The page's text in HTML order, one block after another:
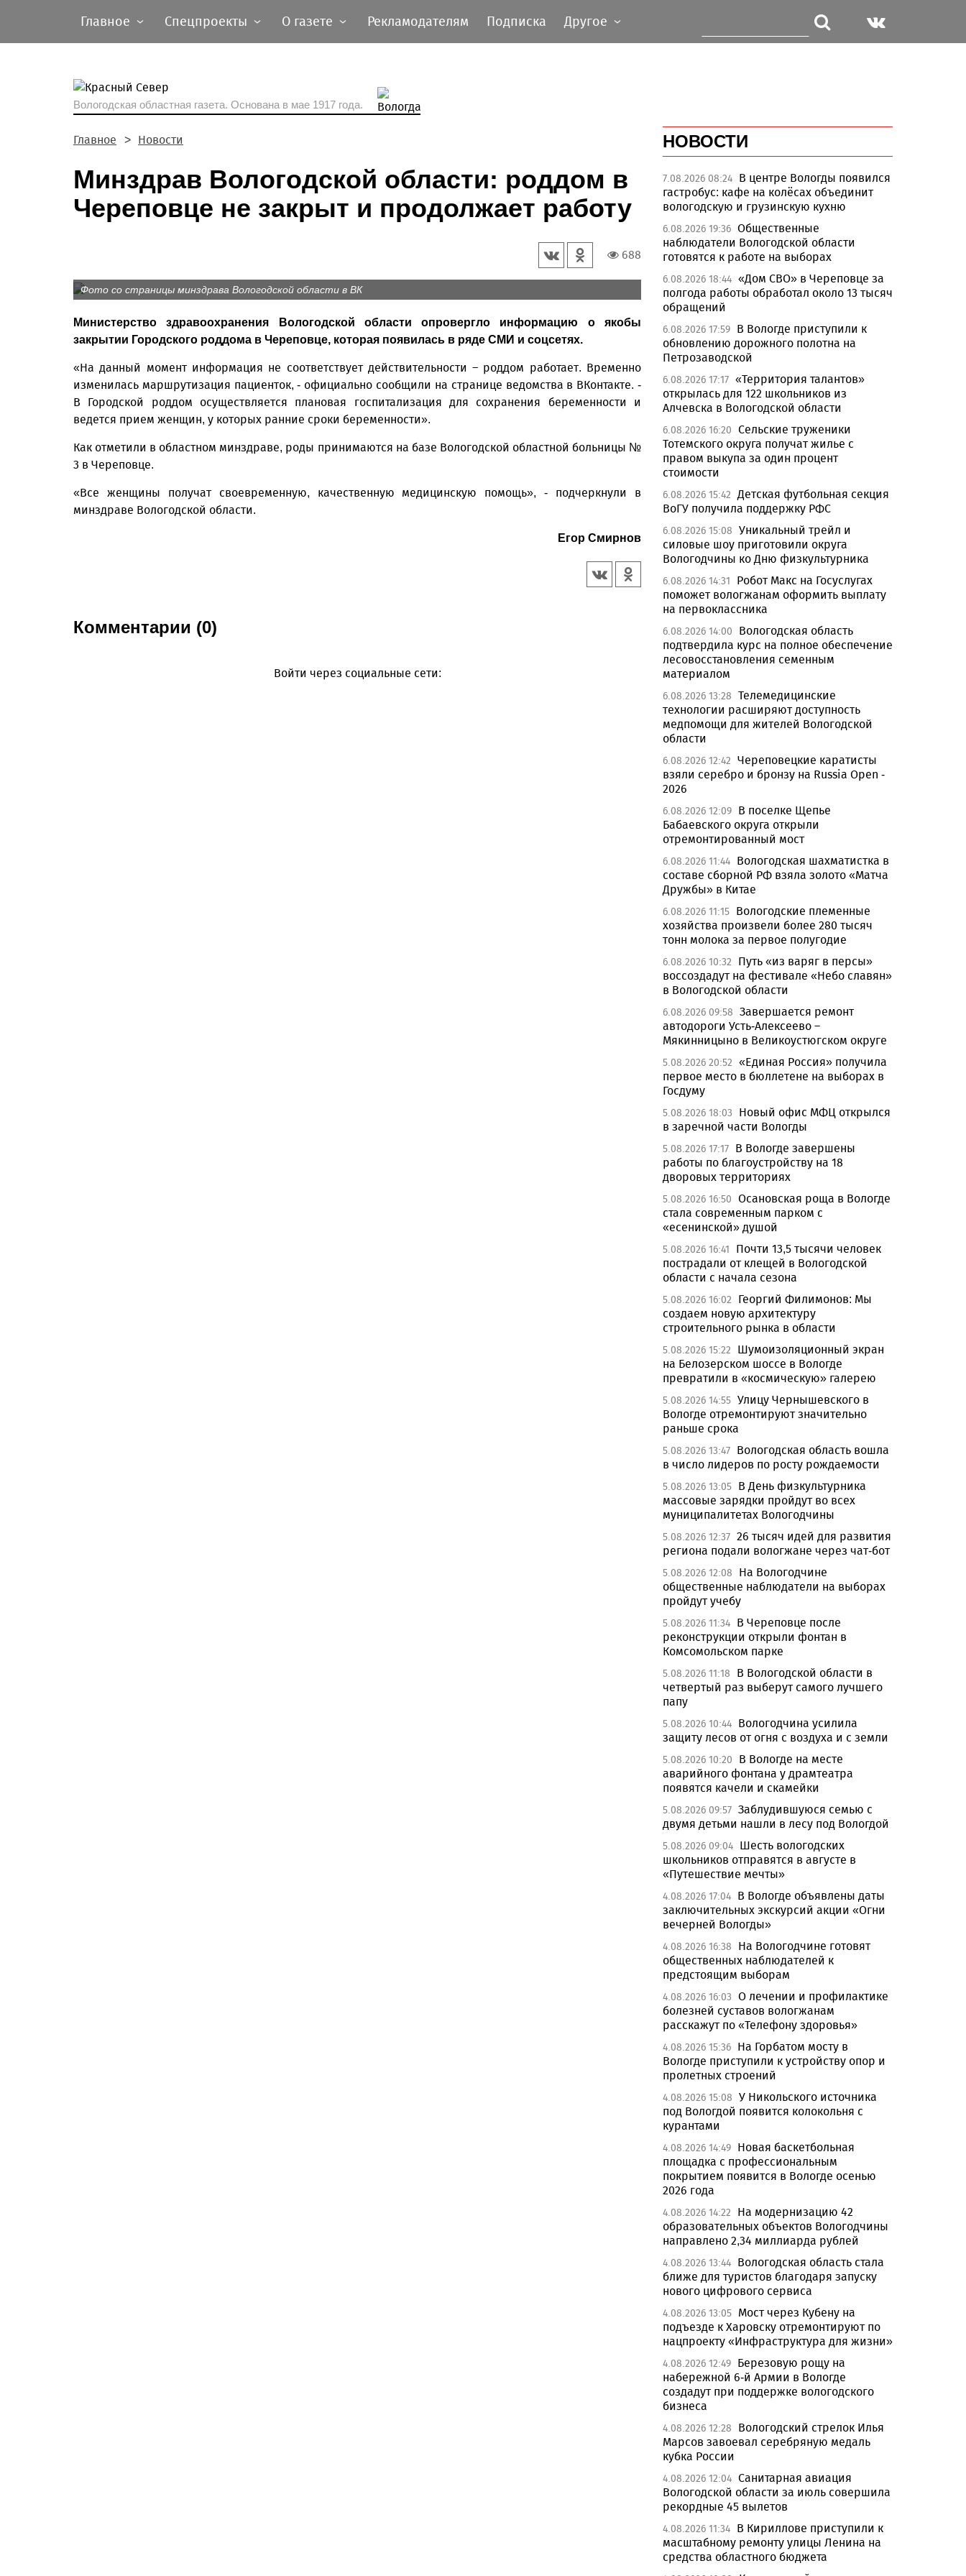
Главное Спецпроекты О газете Рекламодателям Подписка Другое
Вологодская областная газета. Основана в мае 1917 года.
Главное Новости
Минздрав Вологодской области: роддом в
Череповце не закрыт и продолжает работу
688
Фото со страницы минздрава Вологодской области в ВК
Министерство здравоохранения Вологодской области опровергло информацию о якобы
закрытии Городского роддома в Череповце, которая появилась в ряде СМИ и соцсетях.
«На данный момент информация не соответствует действительности – роддом работает. Временно
изменилась маршрутизация пациенток, - официально сообщили на странице ведомства в ВКонтакте. -
В Городской роддом осуществляется плановая госпитализация для сохранения беременности и
ведется прием женщин, у которых ранние сроки беременности».
Как отметили в областном минздраве, роды принимаются на базе Вологодской областной больницы №
3 в Череповце.
«Все женщины получат своевременную, качественную медицинскую помощь», - подчеркнули в
минздраве Вологодской области.
Егор Смирнов
Комментарии (0)
Войти через социальные сети:
НОВОСТИ
7.08.2026 08:24 В центре Вологды появился
гастробус: кафе на колёсах объединит
вологодскую и грузинскую кухню
6.08.2026 19:36 Общественные
наблюдатели Вологодской области
готовятся к работе на выборах
6.08.2026 18:44 «Дом СВО» в Череповце за
полгода работы обработал около 13 тысяч
обращений
6.08.2026 17:59 В Вологде приступили к
обновлению дорожного полотна на
Петрозаводской
6.08.2026 17:17 «Территория талантов»
открылась для 122 школьников из
Алчевска в Вологодской области
6.08.2026 16:20 Сельские труженики
Тотемского округа получат жилье с
правом выкупа за один процент
стоимости
6.08.2026 15:42 Детская футбольная секция
ВоГУ получила поддержку РФС
6.08.2026 15:08 Уникальный трейл и
силовые шоу приготовили округа
Вологодчины ко Дню физкультурника
6.08.2026 14:31
Робот Макс на Госуслугах
поможет вологжанам оформить выплату
на первоклассника
6.08.2026 14:00
Вологодская область
подтвердила курс на полное обеспечение
лесовосстановления семенным
материалом
6.08.2026 13:28 Телемедицинские
технологии расширяют доступность
медпомощи для жителей Вологодской
области
6.08.2026 12:42 Череповецкие каратисты
взяли серебро и бронзу на Russia Open -
2026
6.08.2026 12:09 В поселке Щепье
Бабаевского округа открыли
отремонтированный мост
6.08.2026 11:44 Вологодская шахматистка в
составе сборной РФ взяла золото «Матча
Дружбы» в Китае
6.08.2026 11:15 Вологодские племенные
хозяйства произвели более 280 тысяч
тонн молока за первое полугодие
6.08.2026 10:32
Путь «из варяг в персы»
воссоздадут на фестивале «Небо славян»
в Вологодской области
6.08.2026 09:58 Завершается ремонт
автодороги Усть-Алексеево –
Мякинницыно в Великоустюгском округе
5.08.2026 20:52 «Единая Россия» получила
первое место в бюллетене на выборах в
Госдуму
5.08.2026 18:03
Новый офис МФЦ открылся
в заречной части Вологды
5.08.2026 17:17 В Вологде завершены
работы по благоустройству на 18
дворовых территориях
5.08.2026 16:50 Осановская роща в Вологде
стала современным парком с
«есенинской» душой
5.08.2026 16:41
Почти 13,5 тысячи человек
пострадали от клещей в Вологодской
области с начала сезона
5.08.2026 16:02
Георгий Филимонов: Мы
создаем новую архитектуру
строительного рынка в области
5.08.2026 15:22
Шумоизоляционный экран
на Белозерском шоссе в Вологде
превратили в «космическую» галерею
5.08.2026 14:55 Улицу Чернышевского в
Вологде отремонтируют значительно
раньше срока
5.08.2026 13:47 Вологодская область вошла
в число лидеров по росту рождаемости
5.08.2026 13:05 В День физкультурника
массовые зарядки пройдут во всех
муниципалитетах Вологодчины
5.08.2026 12:37 26 тысяч идей для развития
региона подали вологжане через чат-бот
5.08.2026 12:08
На Вологодчине
общественные наблюдатели на выборах
пройдут учебу
5.08.2026 11:34 В Череповце после
реконструкции открыли фонтан в
Комсомольском парке
5.08.2026 11:18
В Вологодской области в
четвертый раз выберут самого лучшего
папу
5.08.2026 10:44 Вологодчина усилила
защиту лесов от огня с воздуха и с земли
5.08.2026 10:20
В Вологде на месте
аварийного фонтана у драмтеатра
появятся качели и скамейки
5.08.2026 09:57 Заблудившуюся семью с
двумя детьми нашли в лесу под Вологдой
5.08.2026 09:04 Шесть вологодских
школьников отправятся в августе в
«Путешествие мечты»
4.08.2026 17:04 В Вологде объявлены даты
заключительных экскурсий акции «Огни
вечерней Вологды»
4.08.2026 16:38
На Вологодчине готовят
общественных наблюдателей к
предстоящим выборам
4.08.2026 16:03 О лечении и профилактике
болезней суставов вологжанам
расскажут по «Телефону здоровья»
4.08.2026 15:36 На Горбатом мосту в
Вологде приступили к устройству опор и
пролетных строений
4.08.2026 15:08 У Никольского источника
под Вологдой появится колокольня с
курантами
4.08.2026 14:49 Новая баскетбольная
площадка с профессиональным
покрытием появится в Вологде осенью
2026 года
4.08.2026 14:22
На модернизацию 42
образовательных объектов Вологодчины
направлено 2,34 миллиарда рублей
4.08.2026 13:44 Вологодская область стала
ближе для туристов благодаря запуску
нового цифрового сервиса
4.08.2026 13:05 Мост через Кубену на
подъезде к Харовску отремонтируют по
нацпроекту «Инфраструктура для жизни»
4.08.2026 12:49 Березовую рощу на
набережной 6-й Армии в Вологде
создадут при поддержке вологодского
бизнеса
4.08.2026 12:28
Вологодский стрелок Илья
Марсов завоевал серебряную медаль
кубка России
4.08.2026 12:04 Санитарная авиация
Вологодской области за июль совершила
рекордные 45 вылетов
4.08.2026 11:34 В Кириллове приступили к
масштабному ремонту улицы Ленина на
средства областного бюджета